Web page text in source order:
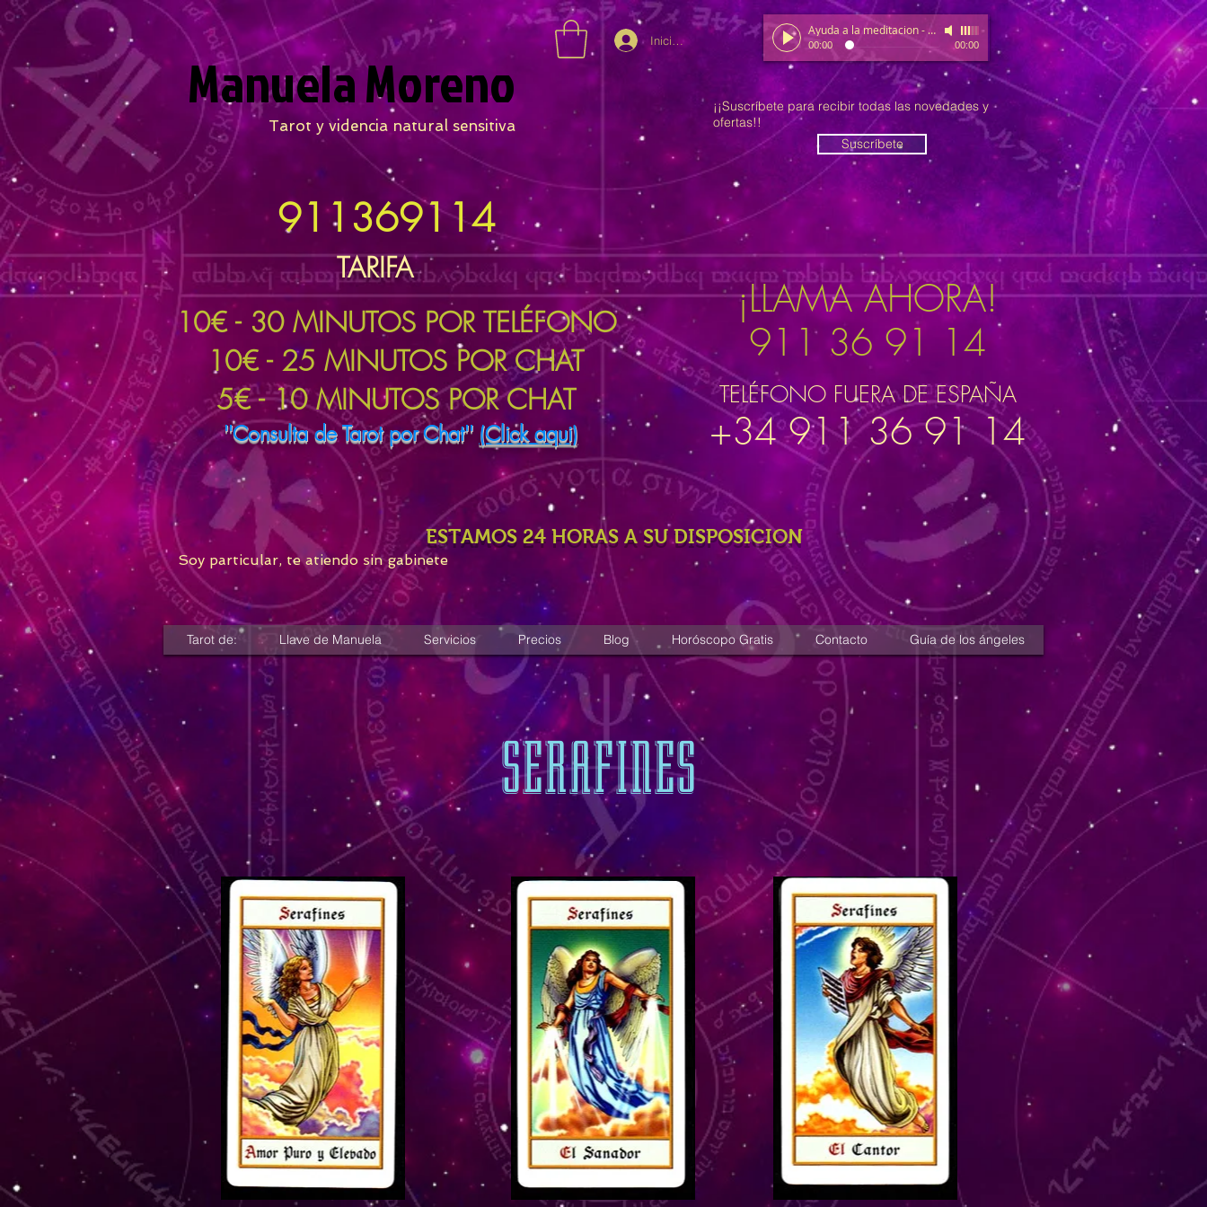
Manuela Moreno
Tarot y videncia natural sensitiva
Iniciar sesión
Ayuda a la meditacion- Relax
00:00 00:00
¡¡Suscríbete para recibir todas las novedades y
ofertas!!
Suscríbete
911369114
TARIFA
10€ - 30 MINUTOS POR TELÉFONO
10€ - 25 MINUTOS POR CHAT
5€ - 10 MINUTOS POR CHAT
''Consulta de Tarot por Chat'' (Click aqui)
¡LLAMA AHORA!
911 36 91 14
TELÉFONO FUERA DE ESPAÑA
+34 911 36 91 14
ESTAMOS 24 HORAS A SU DISPOSICION
Soy particular, te atiendo sin gabinete
Tarot de: Llave de Manuela Servicios Precios Blog Horóscopo Gratis Contacto Guía de los ángeles
SERAFINES